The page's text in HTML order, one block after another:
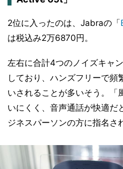
2位に入ったのは、Jabraの「
は税込み2万6870円。
左右に合計4つのノイズキャ
しており、ハンズフリーで頻
いされることが多いそう。「
いにくく、音声通話が快適だ
ジネスパーソンの方に指名さ